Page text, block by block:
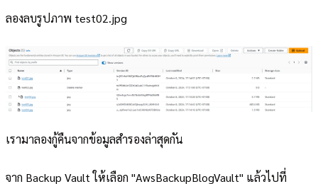
ลองลบรูปภาพ test02.jpg
เรามาลองกู้คืนจากข้อมูลสำรองล่าสุดกัน
จาก Backup Vault ให้เลือก "AwsBackupBlogVault" แล้วไปที่